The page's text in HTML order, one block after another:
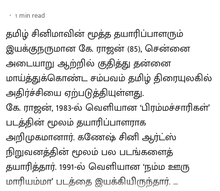
1 min read
தமிழ் சினிமாவின் மூத்த தயாரிப்பாளரும்
இயக்குநருமான கே. ராஜன் (85), சென்னை
அடையாறு ஆற்றில் குதித்து தன்னை
மாய்த்துக்கொண்ட சம்பவம் தமிழ் திரையுலகில்
அதிர்ச்சியை ஏற்படுத்தியுள்ளது.
கே. ராஜன், 1983-ல் வெளியான ‘பிரம்மச்சாரிகள்’
படத்தின் மூலம் தயாரிப்பாளராக
அறிமுகமானார். கணேஷ் சினி ஆர்ட்ஸ்
நிறுவனத்தின் மூலம் பல படங்களைத்
தயாரித்தார். 1991-ல் வெளியான ‘நம்ம ஊரு
மாரியம்மா’ படத்தை இயக்கியிருந்தார். ...